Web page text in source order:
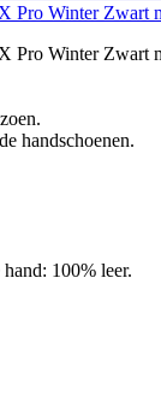
Pro Winter Zwart
Pro Winter Zwart
handschoenen.
100% leer.